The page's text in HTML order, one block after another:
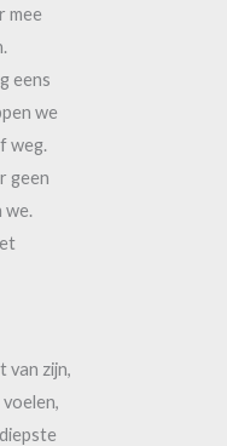
mee
eens
we
weg.
geen
we.
van zijn,